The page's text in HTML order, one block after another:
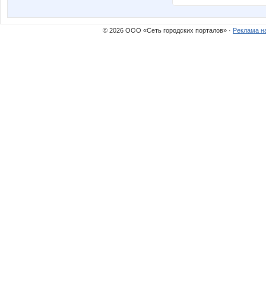
© 2026 ООО «Сеть городских порталов» · Реклама